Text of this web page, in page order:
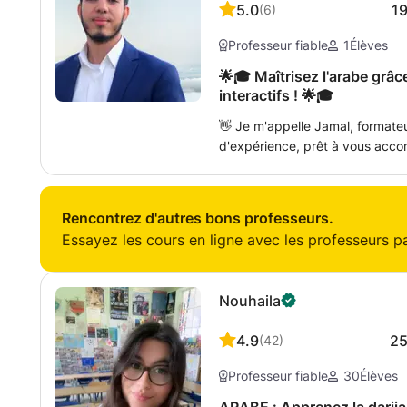
5.0(6)
Professeur fiable 1Élèves
🌟🎓 Maîtrisez l'arabe
interactifs ! 🌟🎓
👋 Je m'appelle Jamal,
d'expérience, prêt à vous
Cours pour tous niveaux :
mes cours s'adaptent à
🔸 Méthodes pédagogiques
textes, amélioration du
saisir les nuances de la
discussions pour renforcer la
progression. 🔸 Horaires
dimanche, de 8h30 à 12h30
WhatsApp pour répondre à
Rencontrez d'autres bons professeurs.
Essayez les cours en ligne avec les professeurs
Nouhaila
4.9(42)
Professeur fiable 30Élèves